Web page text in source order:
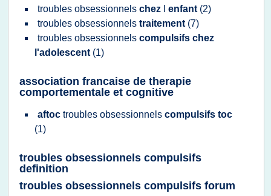
troubles obsessionnels chez enfant (2)
troubles obsessionnels traitement (7)
troubles obsessionnels compulsifs chez
l'adolescent (1)
association francaise de therapie
comportementale et cognitive
aftoc troubles obsessionnels compulsifs toc
(1)
troubles obsessionnels compulsifs
definition
troubles obsessionnels compulsifs forum